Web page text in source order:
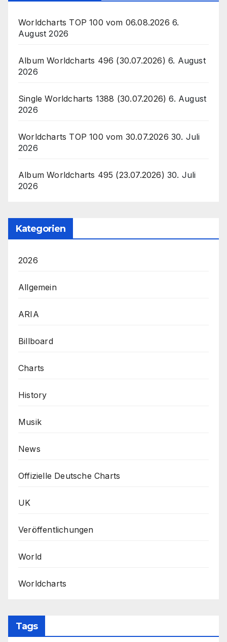
Worldcharts TOP 100 vom 06.08.2026 6.
August 2026
Album Worldcharts 496 (30.07.2026) 6. August
2026
Single Worldcharts 1388 (30.07.2026) 6. August
2026
Worldcharts TOP 100 vom 30.07.2026 30. Juli
2026
Album Worldcharts 495 (23.07.2026) 30. Juli
2026
Kategorien
2026
Allgemein
ARIA
Billboard
Charts
History
Musik
News
Offizielle Deutsche Charts
UK
Veröffentlichungen
World
Worldcharts
Tags